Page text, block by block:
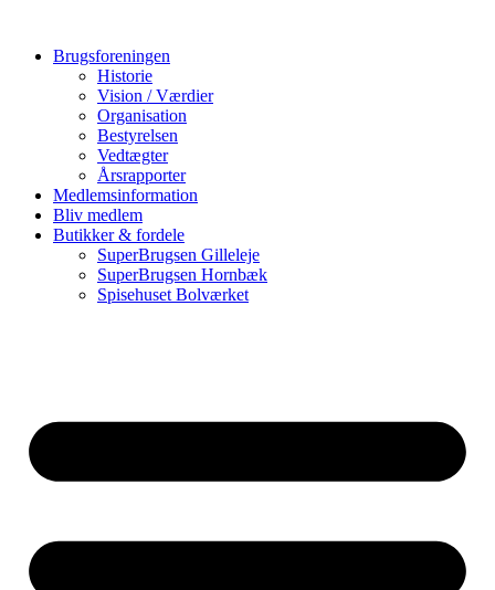
indholdBrugsforeningen
Historie
Vision / Værdier
Organisation
Bestyrelsen
Vedtægter
Årsrapporter
Medlemsinformation
Bliv medlem
Butikker & fordele
SuperBrugsen Gilleleje
SuperBrugsen Hornbæk
Spisehuset Bolværket